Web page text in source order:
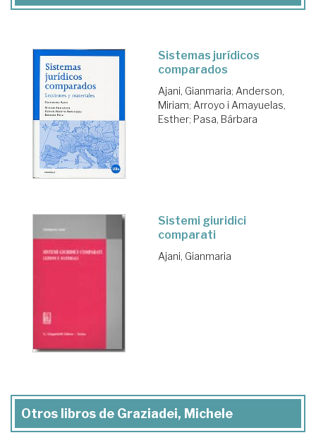
Sistemas jurídicos
comparados
Ajani, Gianmaria; Anderson,
Miriam; Arroyo i Amayuelas,
Esther; Pasa, Bárbara
Sistemi giuridici
comparati
Ajani, Gianmaria
Otros libros de Graziadei, Michele